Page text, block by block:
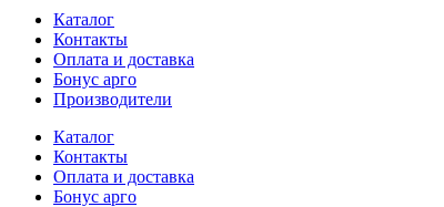
Каталог
Контакты
Оплата и доставка
Бонус арго
Производители
Каталог
Контакты
Оплата и доставка
Бонус арго